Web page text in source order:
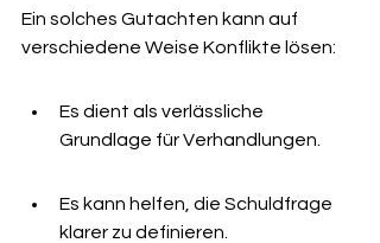
Ein solches Gutachten kann auf
verschiedene Weise Konflikte lösen:
Es dient als verlässliche
Grundlage für Verhandlungen.
Es kann helfen, die Schuldfrage
klarer zu definieren.